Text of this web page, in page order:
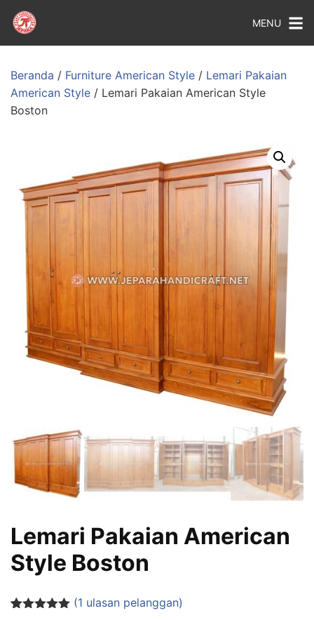
MENU
Beranda / Furniture American Style / Lemari Pakaian
American Style / Lemari Pakaian American Style
Boston
Lemari Pakaian American
Style Boston
(1 ulasan pelanggan)